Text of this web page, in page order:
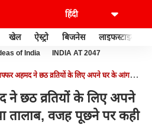
खेल ऐस्ट्रो बिजनेस लाइफस्टाइल
of India INDIA AT 2047
अहमद ने छठ व्रतियों के लिए अपने घर के आंगन में
ने छठ व्रतियों के लिए अपने
तालाब, वजह पूछने पर कही